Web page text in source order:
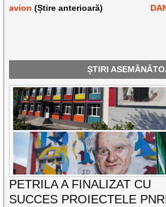
avion (Știre anterioară)
ȘTIRI
PETRILA A FINALIZAT CU
SUCCES PROIECTELE